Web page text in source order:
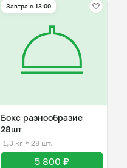
Завтра c 13:00
Бокс разнообразие
28шт
1,3 кг ≈ 28 шт.
5 800 ₽